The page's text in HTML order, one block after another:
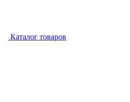
Каталог товаров